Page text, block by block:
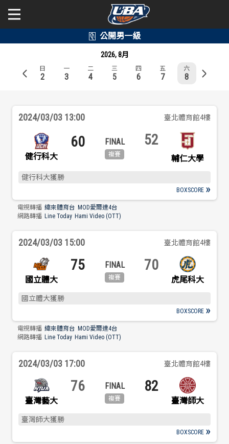
公開男一級
學年度
賽事資訊
歷屆個人獎得主
學年度
賽事資訊
歷屆個人獎得主
新聞
2026, 8月
日
2
一
3
二
4
三
5
四
6
五
7
六
8
2024/03/03 13:00 臺北體育館4樓
健行科大
60 52
輔仁大學
健行科大獲勝
BOXSCORE
電視轉播 緯來體育台 MOD愛爾達4台
網路轉播 Line Today Hami Video (OTT)
2024/03/03 15:00 臺北體育館4樓
國立體大
75 70
虎尾科大
國立體大獲勝
BOXSCORE
電視轉播 緯來體育台 MOD愛爾達4台
網路轉播 Line Today Hami Video (OTT)
2024/03/03 17:00 臺北體育館4樓
臺灣藝大
76 82
臺灣師大
臺灣師大獲勝
BOXSCORE